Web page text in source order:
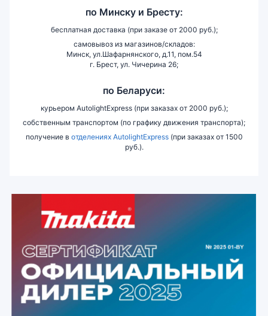
по Минску и Бресту:
бесплатная доставка (при заказе от 2000 руб.);
самовывоз из магазинов/складов:
Минск, ул.Шафарнянского, д.11, пом.54
г. Брест, ул. Чичерина 26;
по Беларуси:
курьером AutolightExpress (при заказах от 2000 руб.);
собственным транспортом (по графику движения транспорта);
получение в отделениях AutolightExpress(при заказах от 1500
руб.).